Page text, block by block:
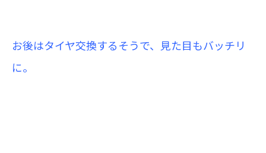
お後はタイヤ交換するそうで、見た目もバッチリ
に。